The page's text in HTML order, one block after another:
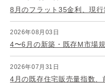
8月のフラット35金利、現
2026年08月03日
4〜6月の新築・既存M市場
2026年07月31日
4月の既存住宅販売量指数